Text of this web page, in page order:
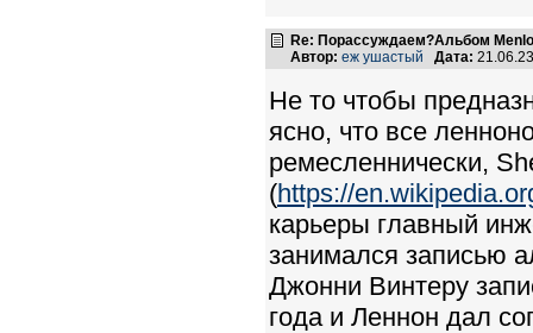
Re: Порассуждаем?Альбом
Автор: еж ушастый Дата:
Не то чтобы
ясно, что все
ремесленнически,
(https://
карьеры главный
занимался записью
Джонни Винтеру
года и Леннон дал